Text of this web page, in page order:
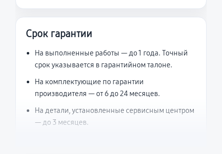
Срок гарантии
На выполненные работы — до 1 года. Точный
срок указывается в гарантийном талоне.
На комплектующие по гарантии
производителя — от 6 до 24 месяцев.
На детали, установленные сервисным центром
— до 3 месяцев.